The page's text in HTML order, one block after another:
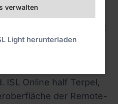
Access Point
Access Point
Webseite,
als perfekter
Remote-
ISL Online half Terpel,
der Remote-
verwalten
Light herunterladen